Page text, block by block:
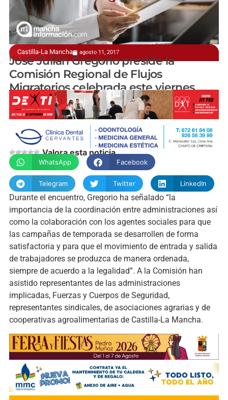
Castilla-La Mancha agosto 11, 2017
Ha tenido lugar en la Delegación del Gobierno
José Julián Gregorio preside la
Comisión Regional de Flujos
Migratorios celebrada este viernes
manchainformacion.com
Valora esta noticia
WhatsApp Facebook
Telegram Twitter LinkedIn
Durante el encuentro, Gregorio ha señalado “la
importancia de la coordinación entre administraciones así
como la colaboración con los agentes sociales para que
las campañas de temporada se desarrollen de forma
satisfactoria y para que el movimiento de entrada y salida
de trabajadores se produzca de manera ordenada,
siempre de acuerdo a la legalidad”. A la Comisión han
asistido representantes de las administraciones
implicadas, Fuerzas y Cuerpos de Seguridad,
representantes sindicales, de asociaciones agrarias y de
cooperativas agroalimentarias de Castilla-La Mancha.